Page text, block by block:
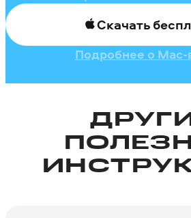
Скачать
Подробнее о Mac-